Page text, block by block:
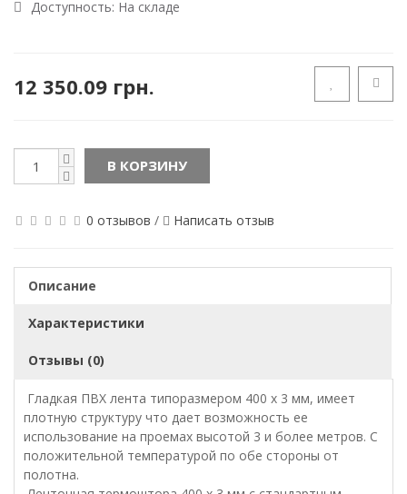
Доступность: На складе
12 350.09 грн.
В КОРЗИНУ
0 отзывов / Написать отзыв
Описание
Характеристики
Отзывы (0)
Гладкая ПВХ лента типоразмером 400 х 3 мм, имеет
плотную структуру что дает возможность ее
использование на проемах высотой 3 и более метров. С
положительной температурой по обе стороны от
полотна.